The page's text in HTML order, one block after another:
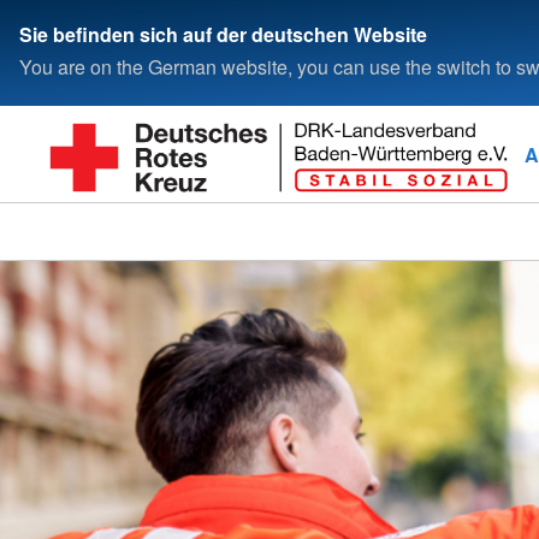
Sie befinden sich auf der deutschen Website
You are on the German website, you can use the switch to